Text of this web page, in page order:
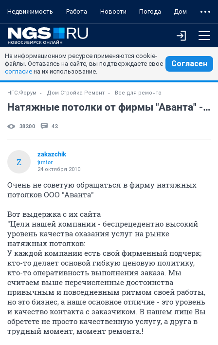
Недвижимость Работа Новости Погода Дом
На информационном ресурсе применяются cookie-
файлы. Оставаясь на сайте, вы подтверждаете свое
согласие на их использование.
Согласен
НГС.Форум Дом Стройка Ремонт Все для ремонта
Натяжные потолки от фирмы "Аванта" - УЖАС !!!!!
38200 42
Z
zakazchik
junior
24 октября 2010
Очень не советую обращаться в фирму натяжных
потолков ООО "Аванта"
Вот выдержка с их сайта
"Цели нашей компании - беспрецедентно высокий
уровень качества оказания услуг на рынке
натяжных потолков:
У каждой компании есть свой фирменный подчерк;
кто-то делает основой гибкую ценовую политику,
кто-то оперативность выполнения заказа. Мы
считаем выше перечисленные достоинства
привычным и повседневным ритмом своей работы,
но это бизнес, а наше основное отличие - это уровень
и качество контакта с заказчиком. В нашем лице Вы
обретете не просто качественную услугу, а друга в
трудный момент, момент ремонта.!